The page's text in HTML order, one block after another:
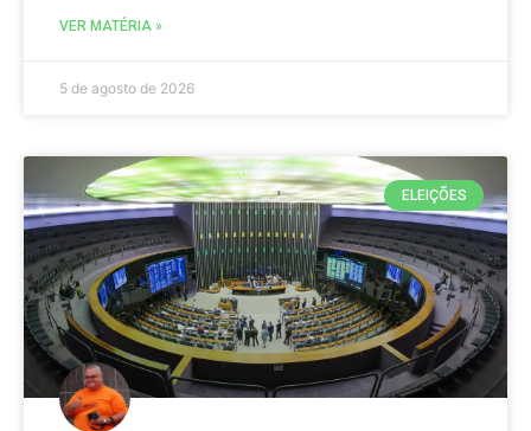
VER MATÉRIA »
5 de agosto de 2026
ELEIÇÕES